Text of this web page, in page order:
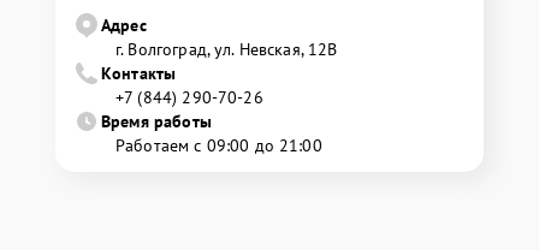
Адрес
г. Волгоград, ул. Невская, 12В
Контакты
+7 (844) 290-70-26
Время работы
Работаем с 09:00 до 21:00